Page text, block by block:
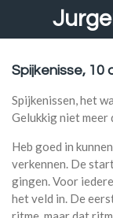
de
Spijkenisse, 10
Spijkenissen, het
Gelukkig niet
Heb goed in
verkennen. De
gingen. Voor
het veld in. De